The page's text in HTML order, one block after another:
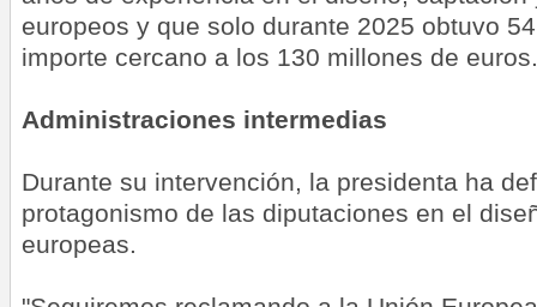
europeos y que solo durante 2025 obtuvo
importe cercano a los 130 millones de euros.
Administraciones intermedias
Durante su intervención, la presidenta ha
protagonismo de las diputaciones en el
europeas.